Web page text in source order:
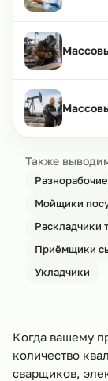
Также
Разнорабочие
Мойщики
Раскладчики
Приёмщики
Укладчики
Когда вашему
количество
сварщиков,